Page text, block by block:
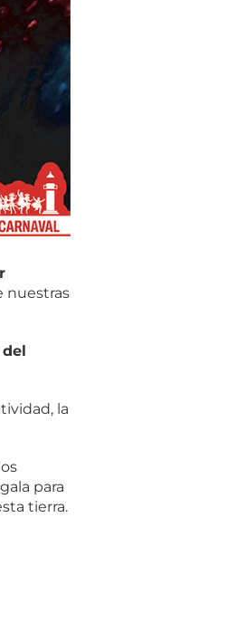
nuestras
la
para
tierra.